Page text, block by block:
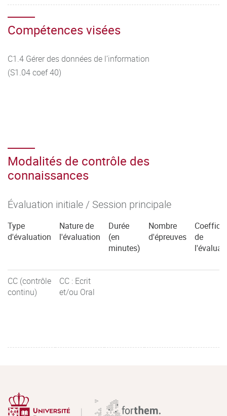
Compétences visées
C1.4 Gérer des données de l’information
(S1.04 coef 40)
Modalités de contrôle des
connaissances
Évaluation initiale / Session principale
Type
d'évaluation
Nature de
l'évaluation
Durée
(en
minutes)
Nombre
d'épreuves
de
CC (contrôle
continu)
CC : Ecrit
et/ou Oral